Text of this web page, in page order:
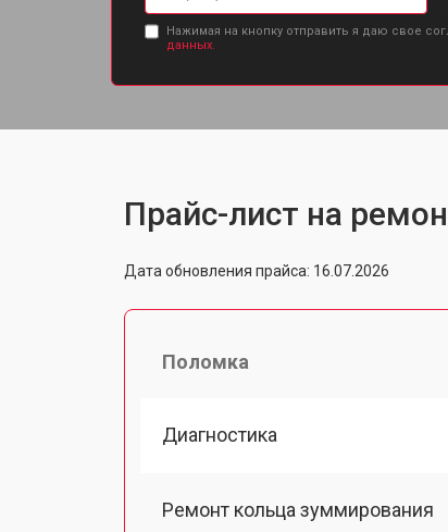
Нажимая на кнопку отправить я даю свое
данных.
Прайс-лист на
Дата обновления прайса: 16.07.2026
Поломка
Диагностика
Ремонт кольца зуммирования